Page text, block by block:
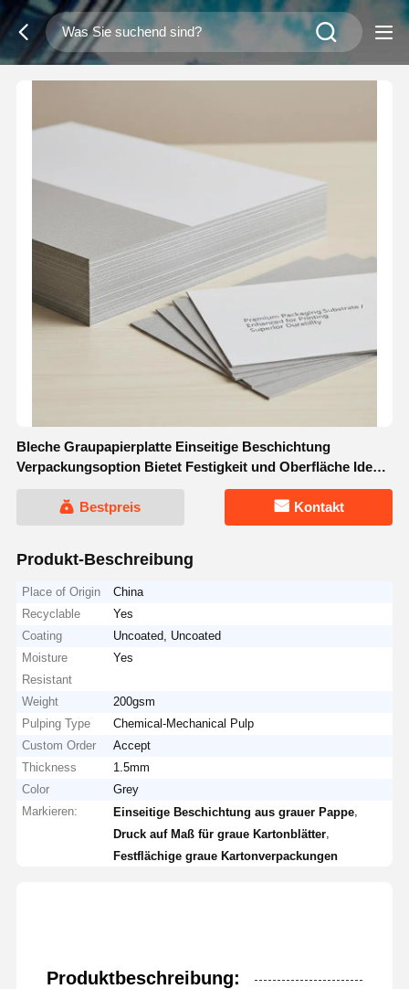
Bleche Graupapierplatte Einseitige Beschichtung
Verpackungsoption Bietet Festigkeit und Oberfläche Ideal
für individuelle Druckanforderungen
Bestpreis
Kontakt
Produkt-Beschreibung
Place of Origin
China
Recyclable
Yes
Coating
Uncoated, Uncoated
Moisture
Resistant
Yes
Weight
200gsm
Pulping Type
Chemical-Mechanical Pulp
Custom Order
Accept
Thickness
1.5mm
Color
Grey
Markieren:
Einseitige Beschichtung aus grauer Pappe
Druck auf Maß für graue Kartonblätter
Festflächige graue Kartonverpackungen
Produktbeschreibung: